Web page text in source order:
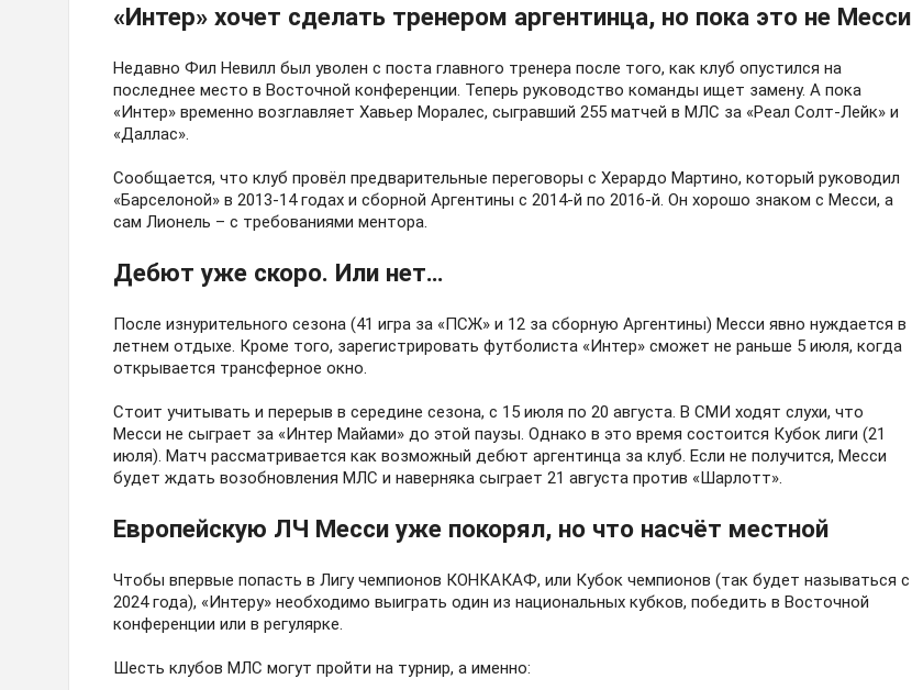
«Интер» хочет сделать тренером аргентинца, но пока это не Месси
Недавно Фил Невилл был уволен с поста главного тренера после того, как клуб опустился на
последнее место в Восточной конференции. Теперь руководство команды ищет замену. А пока
«Интер» временно возглавляет Хавьер Моралес, сыгравший 255 матчей в МЛС за «Реал Солт-Лейк» и
«Даллас».
Сообщается, что клуб провёл предварительные переговоры с Херардо Мартино, который руководил
«Барселоной» в 2013-14 годах и сборной Аргентины с 2014-й по 2016-й. Он хорошо знаком с Месси, а
сам Лионель – с требованиями ментора.
Дебют уже скоро. Или нет…
После изнурительного сезона (41 игра за «ПСЖ» и 12 за сборную Аргентины) Месси явно нуждается в
летнем отдыхе. Кроме того, зарегистрировать футболиста «Интер» сможет не раньше 5 июля, когда
открывается трансферное окно.
Стоит учитывать и перерыв в середине сезона, с 15 июля по 20 августа. В СМИ ходят слухи, что
Месси не сыграет за «Интер Майами» до этой паузы. Однако в это время состоится Кубок лиги (21
июля). Матч рассматривается как возможный дебют аргентинца за клуб. Если не получится, Месси
будет ждать возобновления МЛС и наверняка сыграет 21 августа против «Шарлотт».
Европейскую ЛЧ Месси уже покорял, но что насчёт местной
Чтобы впервые попасть в Лигу чемпионов КОНКАКАФ, или Кубок чемпионов (так будет называться с
2024 года), «Интеру» необходимо выиграть один из национальных кубков, победить в Восточной
конференции или в регулярке.
Шесть клубов МЛС могут пройти на турнир, а именно: